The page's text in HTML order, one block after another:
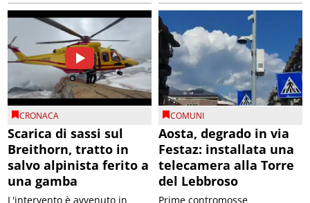
CRONACA
Scarica di sassi sul
Breithorn, tratto in
salvo alpinista ferito a
una gamba
L'intervento è avvenuto in
COMUNI
Aosta, degrado in via
Festaz: installata una
telecamera alla Torre
del Lebbroso
Prime contromosse